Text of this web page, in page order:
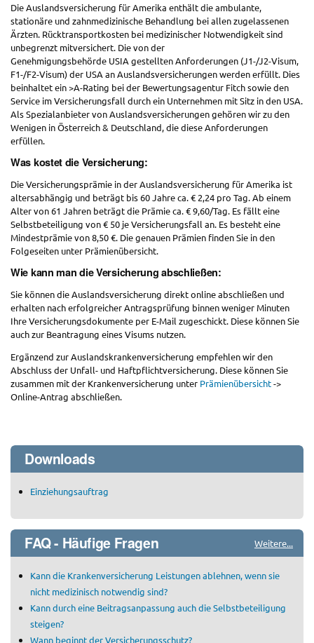
Die Auslandsversicherung für Amerika enthält die ambulante,
stationäre und zahnmedizinische Behandlung bei allen zugelassenen
Ärzten. Rücktransportkosten bei medizinischer Notwendigkeit sind
unbegrenzt mitversichert. Die von der
Genehmigungsbehörde USIA gestellten Anforderungen (J1-/J2-Visum,
F1-/F2-Visum) der USA an Auslandsversicherungen werden erfüllt. Dies
beinhaltet ein >A-Rating bei der Bewertungsagentur Fitch sowie den
Service im Versicherungsfall durch ein Unternehmen mit Sitz in den USA.
Als Spezialanbieter von Auslandsversicherungen gehören wir zu den
Wenigen in Österreich & Deutschland, die diese Anforderungen
erfüllen.
Was kostet die Versicherung:
Die Versicherungsprämie in der Auslandsversicherung für Amerika ist
altersabhängig und beträgt bis 60 Jahre ca. € 2,24 pro Tag. Ab einem
Alter von 61 Jahren beträgt die Prämie ca. € 9,60/Tag. Es fällt eine
Selbstbeteiligung von € 50 je Versicherungsfall an. Es besteht eine
Mindestprämie von 8,50 €. Die genauen Prämien finden Sie in den
Folgeseiten unter Prämienübersicht.
Wie kann man die Versicherung abschließen:
Sie können die Auslandsversicherung direkt online abschließen und
erhalten nach erfolgreicher Antragsprüfung binnen weniger Minuten
Ihre Versicherungsdokumente per E-Mail zugeschickt. Diese können Sie
auch zur Beantragung eines Visums nutzen.
Ergänzend zur Auslandskrankenversicherung empfehlen wir den
Abschluss der Unfall- und Haftpflichtversicherung. Diese können Sie
zusammen mit der Krankenversicherung unter Prämienübersicht->
Online-Antrag abschließen.
Downloads
Einziehungsauftrag
FAQ - Häufige Fragen Weitere...
Kann die Krankenversicherung Leistungen ablehnen, wenn sie
nicht medizinisch notwendig sind?
Kann durch eine Beitragsanpassung auch die Selbstbeteiligung
steigen?
Wann beginnt der Versicherungsschutz?